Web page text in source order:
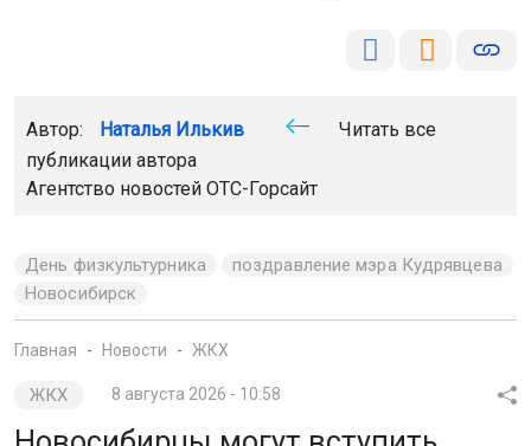
Автор: Наталья Илькив
Читать все
публикации автора
Агентство новостей ОТС-Горсайт
День физкультурника
поздравление мэра Кудрявцева
Новосибирск
Главная Новости ЖКХ
ЖКХ 8 августа 2026 - 10:58